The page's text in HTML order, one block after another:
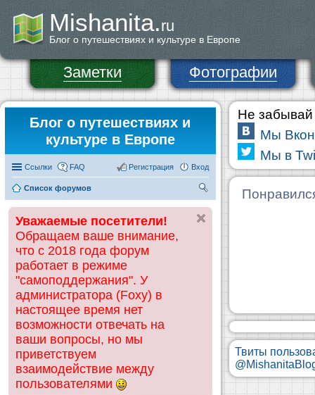
Mishanita.ru
Блог о путешествиях и культуре в Европе
Заметки Фотографии
Блог о путешествиях и
культуре в Европе
Ссылки FAQ Вход
Регистрация
Список форумов
ск
Уважаемые посетители!
Обращаем ваше внимание,
что с 2018 года форум
работает в режиме
"самоподдержания". У
администратора (Foxy) в
настоящее время нет
возможности отвечать на
ваши вопросы, но мы
приветствуем
взаимодействие между
пользователями
Не забывай
Мы
Мы в
Твиты